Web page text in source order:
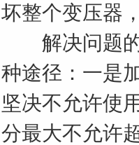
坏整个变压器
解决问题的
种途径：一是
坚决不允许使
分最大不允许